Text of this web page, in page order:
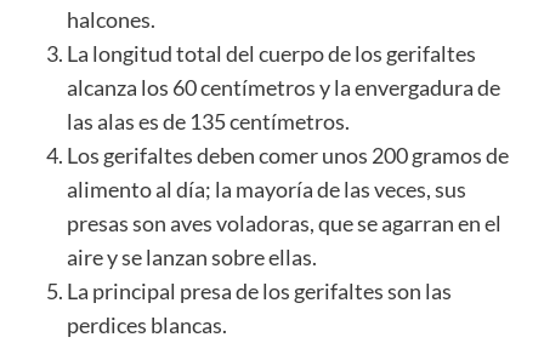
halcones.
La longitud total del cuerpo de los gerifaltes
alcanza los 60 centímetros y la envergadura de
las alas es de 135 centímetros.
Los gerifaltes deben comer unos 200 gramos de
alimento al día; la mayoría de las veces, sus
presas son aves voladoras, que se agarran en el
aire y se lanzan sobre ellas.
La principal presa de los gerifaltes son las
perdices blancas.